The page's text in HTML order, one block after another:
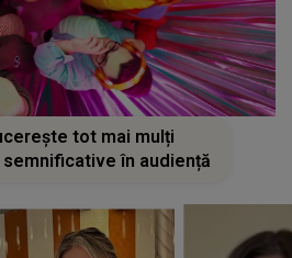
tot mai mulți
în audiență